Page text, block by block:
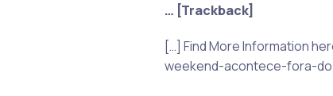
… [Trackback]
[…] Find More Information
weekend-acontece-fora-